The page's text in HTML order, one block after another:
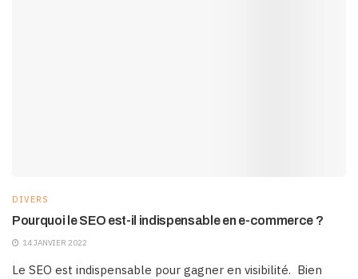
DIVERS
Pourquoi le SEO est-il indispensable en e-commerce ?
14 JANVIER 2022
Le SEO est indispensable pour gagner en visibilité. Bien